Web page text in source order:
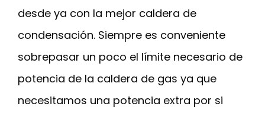
desde ya con la mejor caldera de
condensación. Siempre es conveniente
sobrepasar un poco el límite necesario de
potencia de la caldera de gas ya que
necesitamos una potencia extra por si